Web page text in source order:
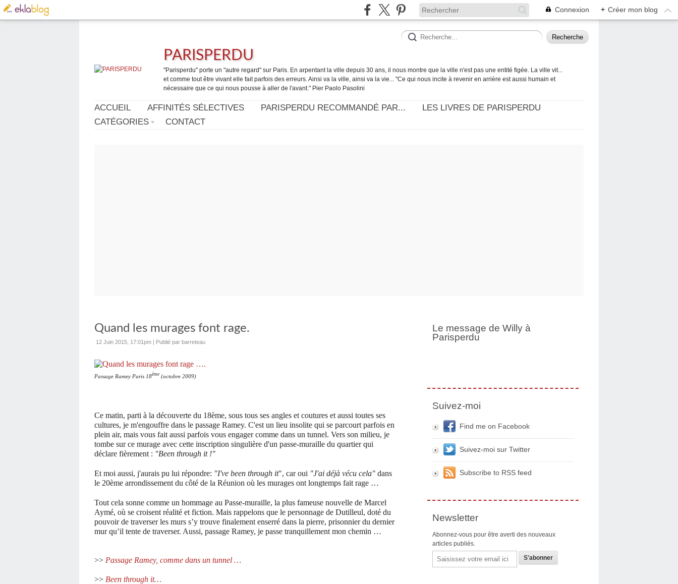
Connexion + Créer mon blog
PARISPERDU
"Parisperdu" porte un "autre regard" sur Paris. En arpentant la ville depuis 30 ans, il nous montre que la ville n'est pas une entité figée. La ville vit...
et comme tout être vivant elle fait parfois des erreurs. Ainsi va la ville, ainsi va la vie... "Ce qui nous incite à revenir en arrière est aussi humain et
nécessaire que ce qui nous pousse à aller de l'avant." Pier Paolo Pasolini
ACCUEIL AFFINITÉS SÉLECTIVES PARISPERDU RECOMMANDÉ PAR...
LES LIVRES DE PARISPERDU
CATÉGORIES
CONTACT
Quand les murages font rage.
12 Juin 2015, 17:01pm | Publié par barreteau
Passage Ramey Paris 18ème (octobre 2009)
Ce matin, parti à la découverte du 18ème, sous tous ses angles et coutures et aussi toutes ses
cultures, je m'engouffre dans le passage Ramey. C'est un lieu insolite qui se parcourt parfois en
plein air, mais vous fait aussi parfois vous engager comme dans un tunnel. Vers son milieu, je
tombe sur ce murage avec cette inscription singulière d'un passe-muraille du quartier qui
déclare fièrement : "Been through it !"
Et moi aussi, j'aurais pu lui répondre: "I've been through it", car oui "J'ai déjà vécu cela" dans
le 20ème arrondissement du côté de la Réunion où les murages ont longtemps fait rage …
Tout cela sonne comme un hommage au Passe-muraille, la plus fameuse nouvelle de Marcel
Aymé, où se croisent réalité et fiction. Mais rappelons que le personnage de Dutilleul, doté du
pouvoir de traverser les murs s’y trouve finalement enserré dans la pierre, prisonnier du dernier
mur qu’il tente de traverser. Aussi, passage Ramey, je passe tranquillement mon chemin …
>> Passage Ramey, comme dans un tunnel …
>> Been through it…
Le message de Willy à
Parisperdu
Suivez-moi
Find me on Facebook
Suivez-moi sur Twitter
Subscribe to RSS feed
Newsletter
Abonnez-vous pour être averti des nouveaux
articles publiés.
Email